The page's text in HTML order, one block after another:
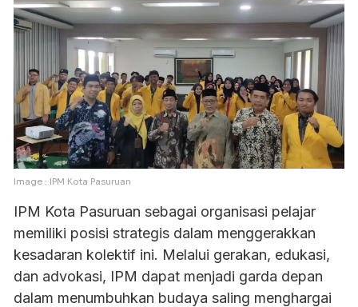
Image : IPM Kota Pasuruan
IPM Kota Pasuruan sebagai organisasi pelajar
memiliki posisi strategis dalam menggerakkan
kesadaran kolektif ini. Melalui gerakan, edukasi,
dan advokasi, IPM dapat menjadi garda depan
dalam menumbuhkan budaya saling menghargai